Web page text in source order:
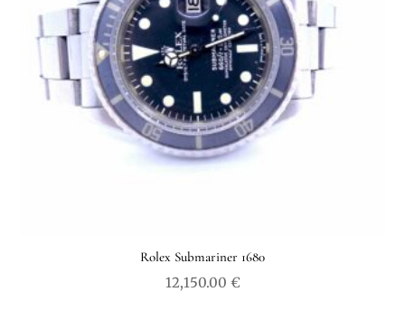
Rolex Submariner 1680
12,150.00 €